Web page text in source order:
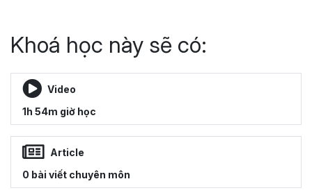
Khoá học này sẽ có:
Video
1h 54m giờ học
Article
0 bài viết chuyên môn